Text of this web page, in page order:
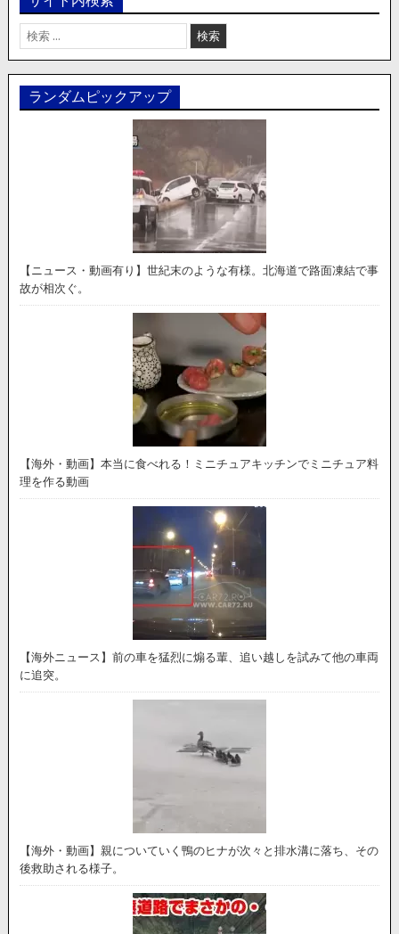
検
索:
ランダムピックアップ
【ニュース・動画有り】世紀末のような有様。北海道で路面凍結で事
故が相次ぐ。
【海外・動画】本当に食べれる！ミニチュアキッチンでミニチュア料
理を作る動画
【海外ニュース】前の車を猛烈に煽る輩、追い越しを試みて他の車両
に追突。
【海外・動画】親についていく鴨のヒナが次々と排水溝に落ち、その
後救助される様子。